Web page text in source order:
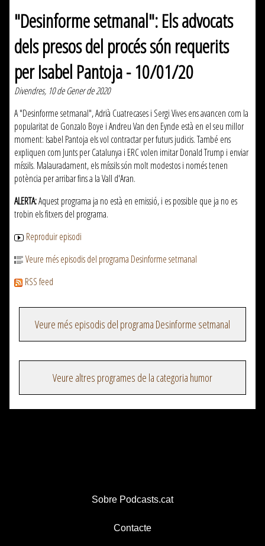
"Desinforme setmanal": Els advocats
dels presos del procés són requerits
per Isabel Pantoja - 10/01/20
Divendres, 10 de Gener de 2020
A "Desinforme setmanal", Adrià Cuatrecases i Sergi Vives ens avancen com la
popularitat de Gonzalo Boye i Andreu Van den Eynde està en el seu millor
moment: Isabel Pantoja els vol contractar per futurs judicis. També ens
expliquen com Junts per Catalunya i ERC volen imitar Donald Trump i enviar
míssils. Malauradament, els míssils són molt modestos i només tenen
potència per arribar fins a la Vall d'Aran.
ALERTA:Aquest programa ja no està en emissió, i es possible que ja no es
trobin els fitxers del programa.
Reproduir episodi
Veure més episodis del programa Desinforme setmanal
RSS feed
Veure més episodis del programa Desinforme setmanal
Veure altres programes de la categoria humor
Sobre Podcasts.cat
Contacte